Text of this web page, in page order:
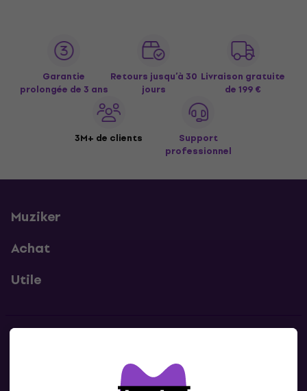
Garantie
prolongée de 3 ans
Retours jusqu’à 30
jours
Livraison gratuite
de 199 €
3M+ de clients
Support
professionnel
Muziker
Achat
Utile
Contacte nous